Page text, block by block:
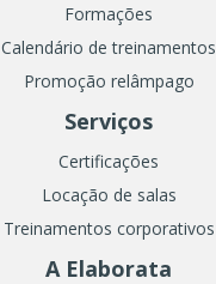
Formações
Calendário de treinamentos
Promoção relâmpago
Serviços
Certificações
Locação de salas
Treinamentos corporativos
A Elaborata